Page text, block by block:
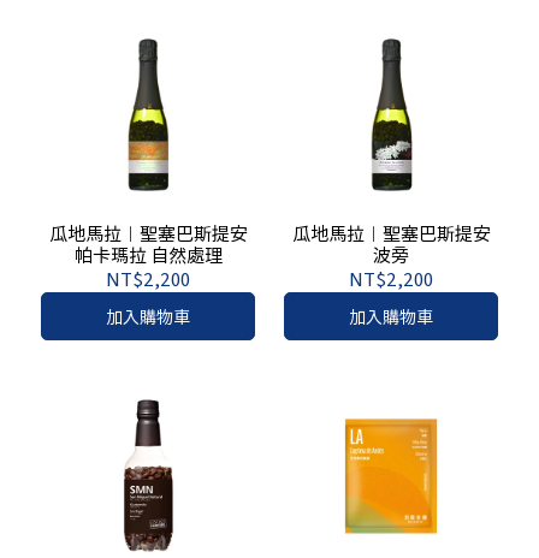
瓜地馬拉︱聖塞巴斯提安
帕卡瑪拉 自然處理
NT$2,200
加入購物車
瓜地馬拉︱聖塞巴斯提安
波旁
NT$2,200
加入購物車